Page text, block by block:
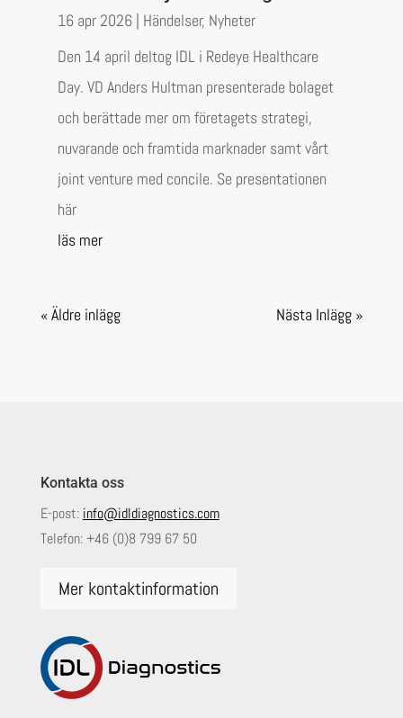
16 apr 2026| Händelser, Nyheter
Den 14 april deltog IDL i Redeye Healthcare
Day. VD Anders Hultman presenterade bolaget
och berättade mer om företagets strategi,
nuvarande och framtida marknader samt vårt
joint venture med concile. Se presentationen
här
läs mer
« Äldre inlägg Nästa Inlägg »
Kontakta oss
E-post: info@idldiagnostics.com
Telefon:+46 (0)8 799 67 50
Mer kontaktinformation